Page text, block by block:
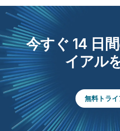
ユーザーを追加できますか？
い。
に構築されています。Qlik
能を搭載し、データ統合・
スを包括的に実現する単一
す。Talend Data Fabric は
性・品質を単一の環境で提
ネージドソリューションで
今すぐ 14 日
イアル
無料トラ